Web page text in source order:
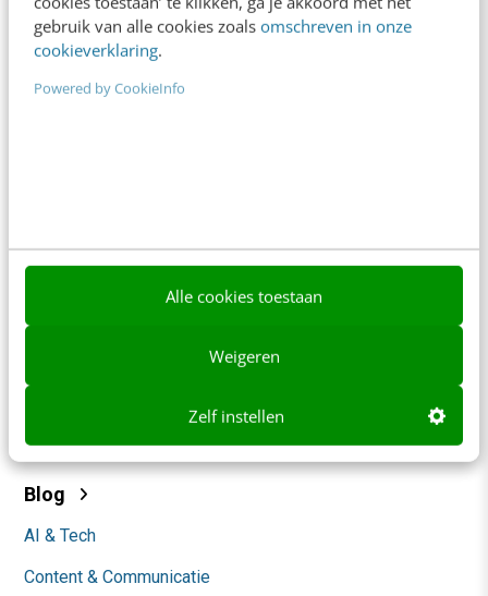
gebruik van alle cookies zoals omschreven in onze
cookieverklaring.
Powered by CookieInfo
Alle cookies toestaan
Weigeren
Zelf instellen
+31 30 200 1045
Tarieven
Nieuwsbrieven
Over ons
Whitepapers
Blog
AI & Tech
Content & Communicatie